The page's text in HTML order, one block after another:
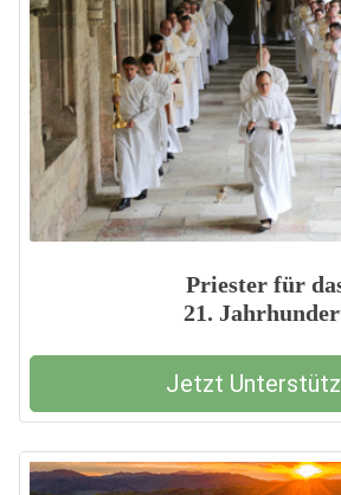
Priester für
21.
Jetzt